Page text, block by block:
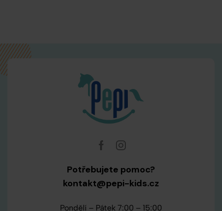
Potřebujete pomoc?
kontakt@pepi-kids.cz
Pondělí – Pátek 7:00 – 15:00